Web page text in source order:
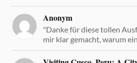
Anonym
"Danke für diese tollen
mir klar gemacht, warum